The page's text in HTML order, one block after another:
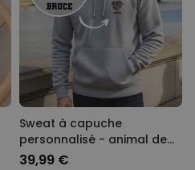
Sweat à capuche
personnalisé - animal de
compagnie version BD
39,99 €